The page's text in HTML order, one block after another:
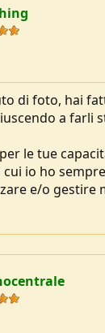
di foto, hai
a farli
le tue
io ho
e/o gestire